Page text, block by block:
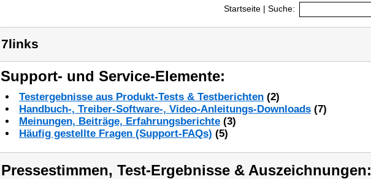
Startseite | Suche:
7links
Support- und Service-Elemente:
Testergebnisse aus Produkt-Tests & Testberichten (2)
Handbuch-, Treiber-Software-, Video-Anleitungs-Downloads (7)
Meinungen, Beiträge, Erfahrungsberichte (3)
Häufig gestellte Fragen (Support-FAQs) (5)
Pressestimmen, Test-Ergebnisse & Auszeichnungen: